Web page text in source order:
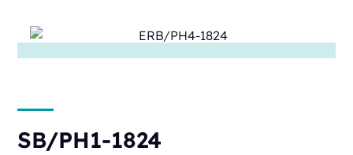
SB/PH1-1824